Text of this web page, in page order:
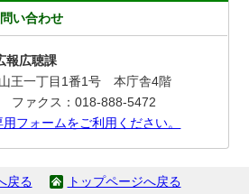
い合わせ
報広聴課
王一丁目1番1号 本庁舎4階
ファクス：018-888-5472
フォームをご利用ください。
戻る トップページへ戻る